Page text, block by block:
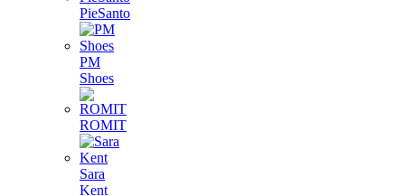
PieSanto
PM
Shoes
ROMIT
Sara
Kent